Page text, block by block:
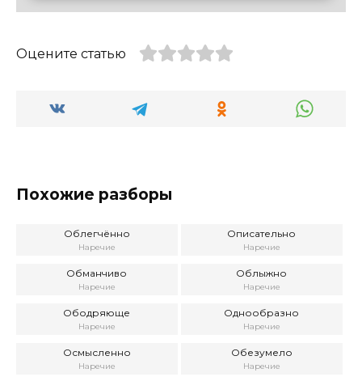
Оцените статью
Похожие разборы
Облегчённо
Наречие
Описательно
Наречие
Обманчиво
Наречие
Облыжно
Наречие
Ободряюще
Наречие
Однообразно
Наречие
Осмысленно
Наречие
Обезумело
Наречие